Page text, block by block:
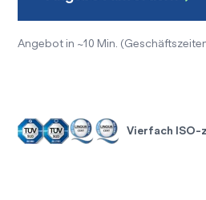
Angebot in ~10 Min.
Vierfach